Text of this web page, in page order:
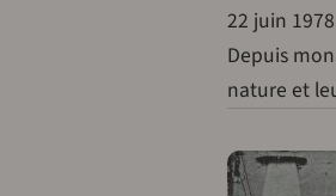
22 juin 1978
Depuis
nature et